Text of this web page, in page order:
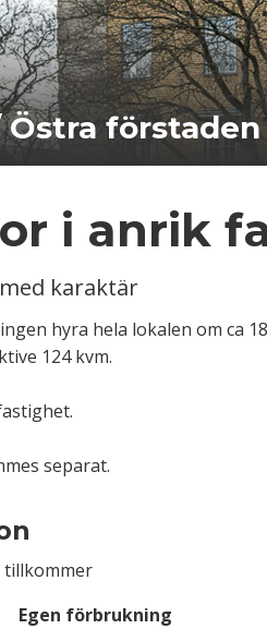
förstaden
i anrik
karaktär
hyra hela lokalen om ca
124 kvm.
separat.
tillkommer
Egen förbrukning